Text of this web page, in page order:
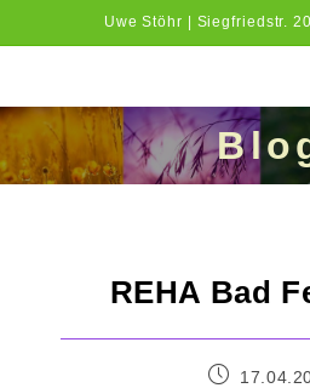
Inhalt
Uwe Stöhr | Siegfriedstr.
REHA Bad
Beitrag